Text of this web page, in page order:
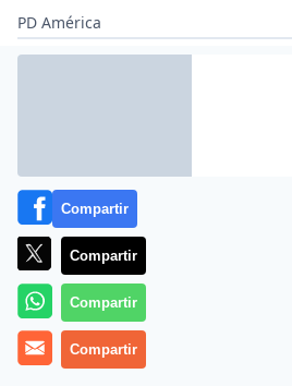
PD América
Archivado en:
Compartir
Compartir
Compartir
Compartir